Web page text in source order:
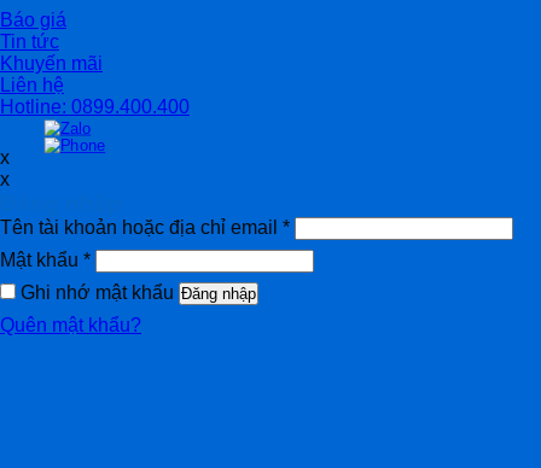
Báo giá
Tin tức
Khuyến mãi
Liên hệ
Hotline: 0899.400.400
x
x
Tên tài khoản hoặc địa chỉ email *
Mật khẩu *
Ghi nhớ mật khẩu Đăng nhập
Quên mật khẩu?